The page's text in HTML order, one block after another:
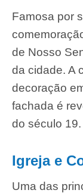
Famosa por
de Nosso
da cidade. A
decoração
fachada é
do século 19.
Igreja e
Uma das